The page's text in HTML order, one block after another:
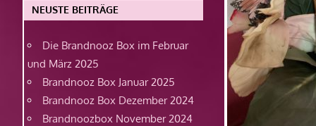
NEUSTE BEITRÄGE
Die Brandnooz Box im Februar
und März 2025
Brandnooz Box Januar 2025
Brandnooz Box Dezember 2024
Brandnoozbox November 2024